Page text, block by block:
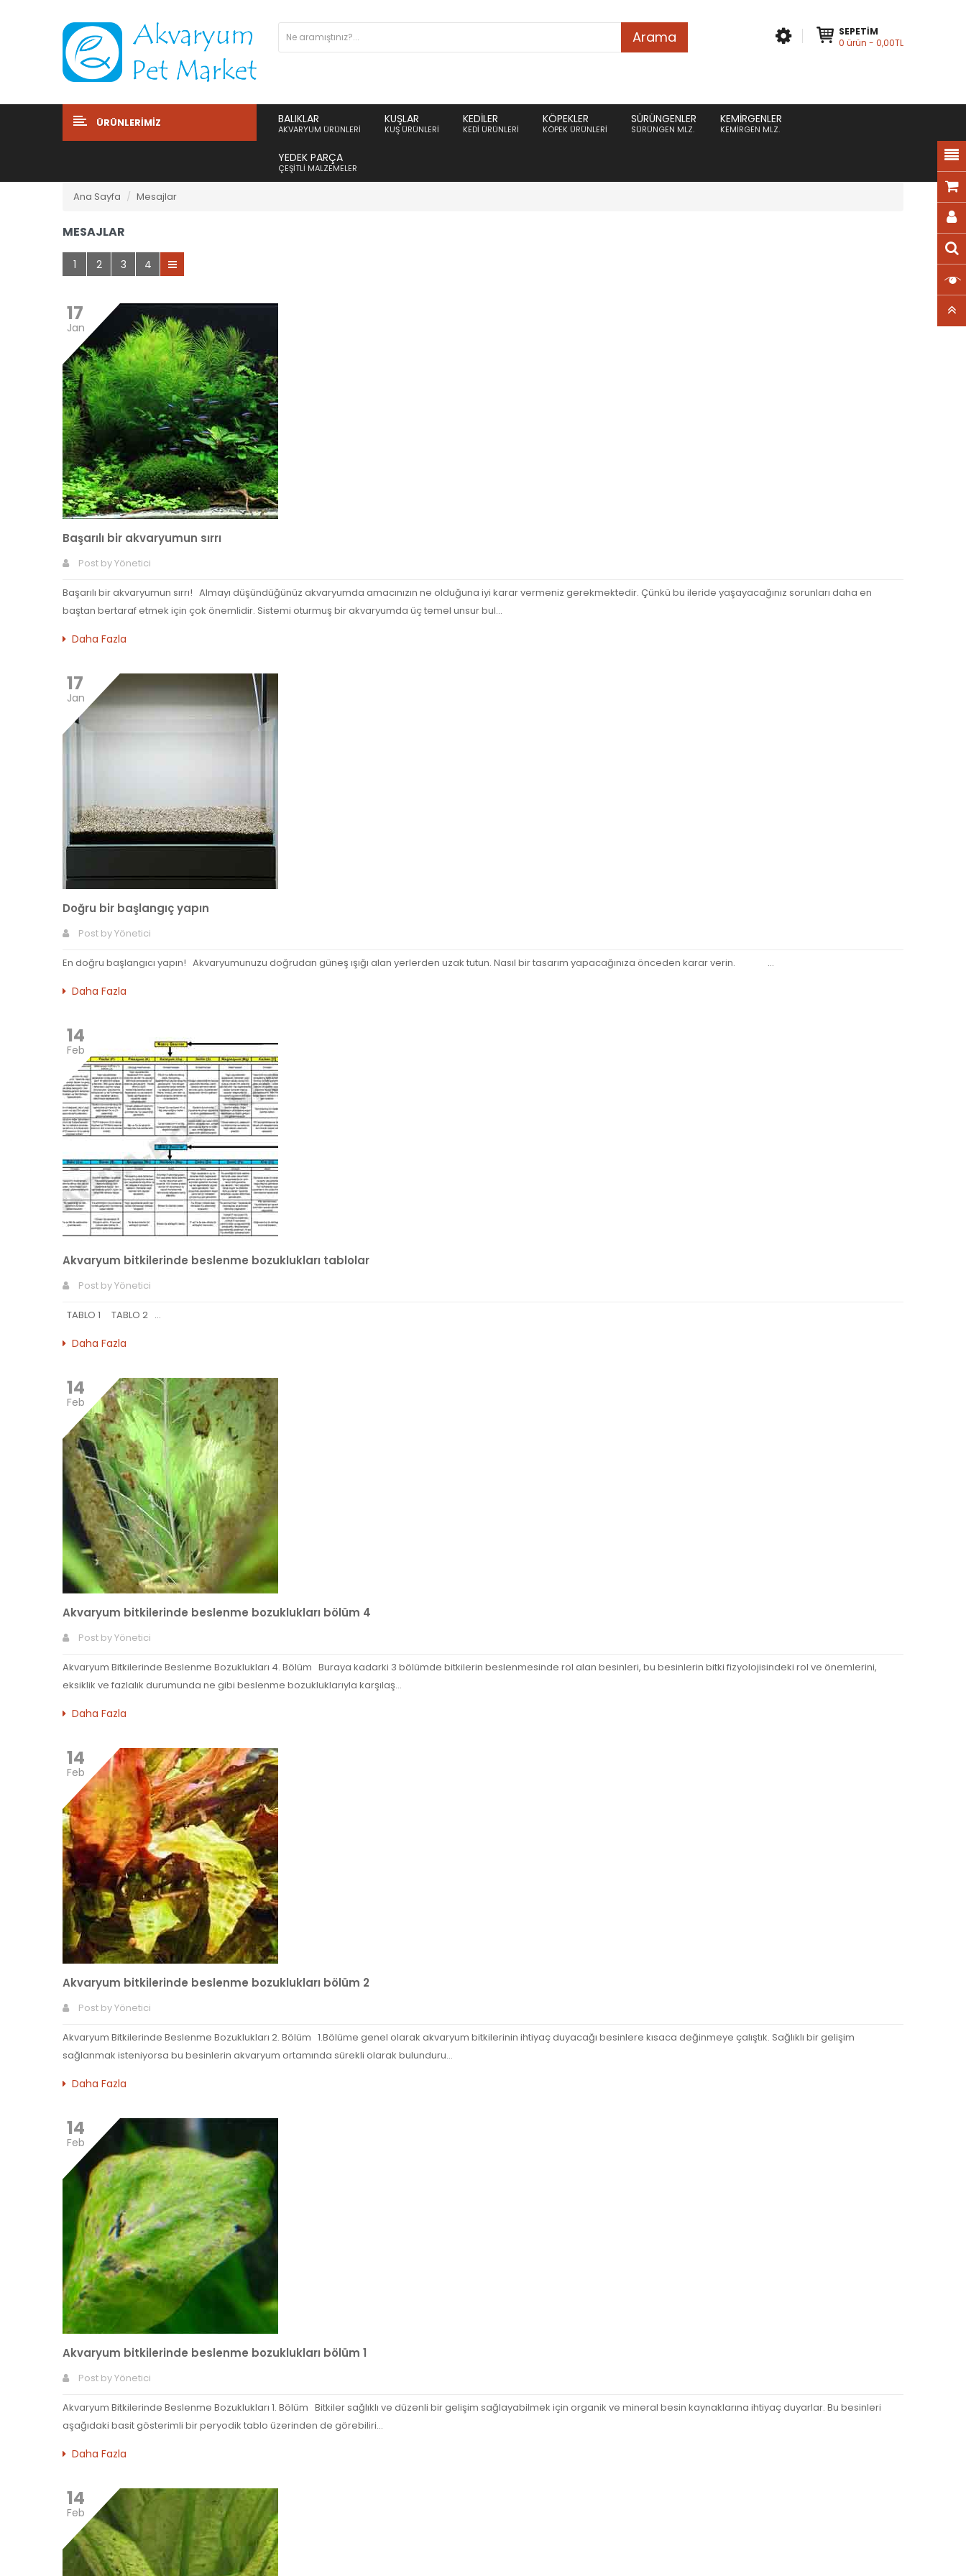
Arama
SEPETIM
0 ürün - 0,00TL
ÜRÜNLERIMIZ BALIKLAR
AKVARYUM ÜRÜNLERI
KUŞLAR
KUŞ ÜRÜNLERI
KEDILER
KEDI ÜRÜNLERI
KÖPEKLER
KÖPEK ÜRÜNLERI
SÜRÜNGENLER
SÜRÜNGEN MLZ.
KEMIRGENLER
KEMIRGEN MLZ.
YEDEK PARÇA
ÇEŞITLI MALZEMELER
Ana Sayfa Mesajlar
MESAJLAR
1 2 3 4
17
Jan
Başarılı bir akvaryumun sırrı
Post byYönetici
Başarılı bir akvaryumun sırrı! Almayı düşündüğünüz akvaryumda amacınızın ne olduğuna iyi karar vermeniz gerekmektedir. Çünkü bu ileride yaşayacağınız sorunları daha en
baştan bertaraf etmek için çok önemlidir. Sistemi oturmuş bir akvaryumda üç temel unsur bul...
Daha Fazla
17
Jan
Doğru bir başlangıç yapın
Post byYönetici
En doğru başlangıcı yapın! Akvaryumunuzu doğrudan güneş ışığı alan yerlerden uzak tutun. Nasıl bir tasarım yapacağınıza önceden karar verin. ...
Daha Fazla
14
Feb
Akvaryum bitkilerinde beslenme bozuklukları tablolar
Post byYönetici
TABLO 1 TABLO 2 ...
Daha Fazla
14
Feb
Akvaryum bitkilerinde beslenme bozuklukları bölüm 4
Post byYönetici
Akvaryum Bitkilerinde Beslenme Bozuklukları 4. Bölüm Buraya kadarki 3 bölümde bitkilerin beslenmesinde rol alan besinleri, bu besinlerin bitki fizyolojisindeki rol ve önemlerini,
eksiklik ve fazlalık durumunda ne gibi beslenme bozukluklarıyla karşılaş...
Daha Fazla
14
Feb
Akvaryum bitkilerinde beslenme bozuklukları bölüm 2
Post byYönetici
Akvaryum Bitkilerinde Beslenme Bozuklukları 2. Bölüm 1.Bölüme genel olarak akvaryum bitkilerinin ihtiyaç duyacağı besinlere kısaca değinmeye çalıştık. Sağlıklı bir gelişim
sağlanmak isteniyorsa bu besinlerin akvaryum ortamında sürekli olarak bulunduru...
Daha Fazla
14
Feb
Akvaryum bitkilerinde beslenme bozuklukları bölüm 1
Post byYönetici
Akvaryum Bitkilerinde Beslenme Bozuklukları 1. Bölüm Bitkiler sağlıklı ve düzenli bir gelişim sağlayabilmek için organik ve mineral besin kaynaklarına ihtiyaç duyarlar. Bu besinleri
aşağıdaki basit gösterimli bir peryodik tablo üzerinden de görebiliri...
Daha Fazla
14
Feb